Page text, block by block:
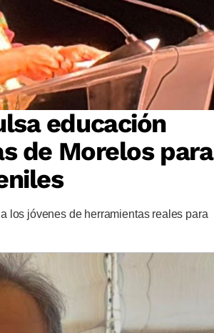
educación
de Morelos para
los jóvenes de herramientas reales para